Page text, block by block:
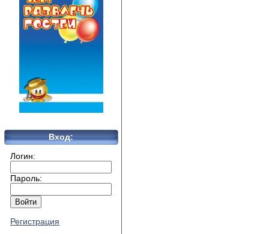
Вход:
Логин:
Пароль:
Регистрация